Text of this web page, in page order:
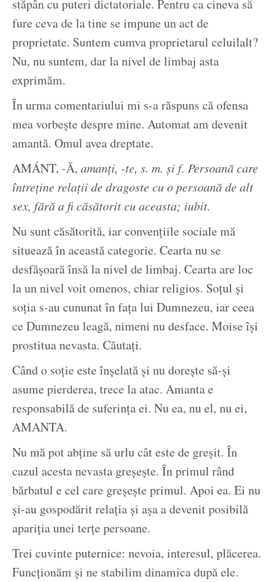
stăpân cu puteri dictatoriale. Pentru ca cineva să
fure ceva de la tine se impune un act de
proprietate. Suntem cumva proprietarul celuilalt?
Nu, nu suntem, dar la nivel de limbaj asta
exprimăm.
În urma comentariului mi s-a răspuns că ofensa
mea vorbește despre mine. Automat am devenit
amantă. Omul avea dreptate.
AMÁNT, -Ă, amanți, -te, s. m. și f. Persoană care
întreține relații de dragoste cu o persoană de alt
sex, fără a fi căsătorit cu aceasta; iubit.
Nu sunt căsătorită, iar convențiile sociale mă
situează în această categorie. Cearta nu se
desfășoară însă la nivel de limbaj. Cearta are loc
la un nivel voit omenos, chiar religios. Soțul și
soția s-au cununat în fața lui Dumnezeu, iar ceea
ce Dumnezeu leagă, nimeni nu desface. Moise își
prostitua nevasta. Căutați.
Când o soție este înșelată și nu dorește să-și
asume pierderea, trece la atac. Amanta e
responsabilă de suferința ei. Nu ea, nu el, nu ei,
AMANTA.
Nu mă pot abține să urlu cât este de greșit. În
cazul acesta nevasta greșește. În primul rând
bărbatul e cel care greșește primul. Apoi ea. Ei nu
și-au gospodărit relația și așa a devenit posibilă
apariția unei terțe persoane.
Trei cuvinte puternice: nevoia, interesul, plăcerea.
Funcționăm și ne stabilim dinamica după ele.